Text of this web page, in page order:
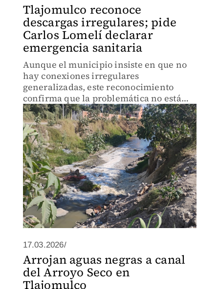
Tlajomulco reconoce
descargas irregulares; pide
Carlos Lomelí declarar
emergencia sanitaria
Aunque el municipio insiste en que no
hay conexiones irregulares
generalizadas, este reconocimiento
confirma que la problemática no está
ajena a la demarcación
17.03.2026/
Arrojan aguas negras a canal
del Arroyo Seco en
Tlajomulco